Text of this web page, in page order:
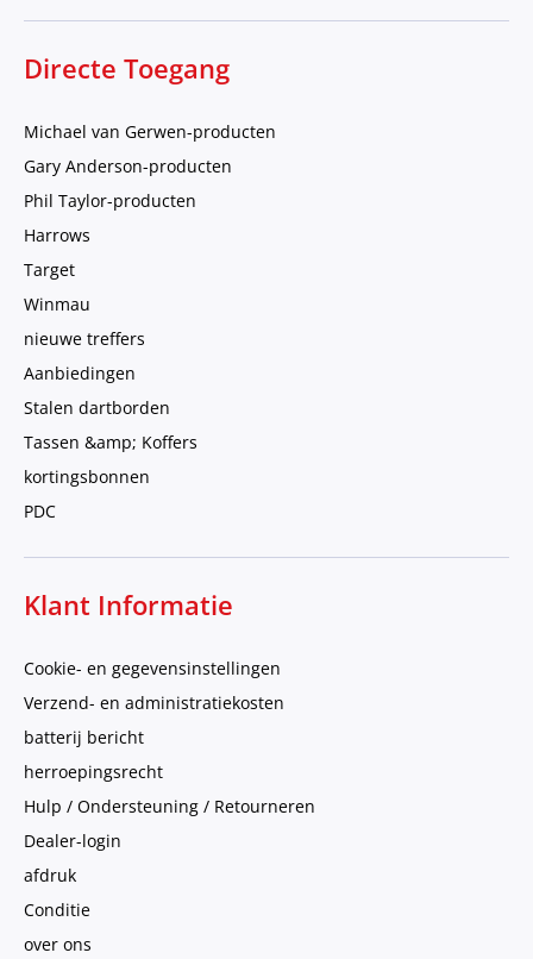
Directe Toegang
Michael van Gerwen-producten
Gary Anderson-producten
Phil Taylor-producten
Harrows
Target
Winmau
nieuwe treffers
Aanbiedingen
Stalen dartborden
Tassen &amp; Koffers
kortingsbonnen
PDC
Klant Informatie
Cookie- en gegevensinstellingen
Verzend- en administratiekosten
batterij bericht
herroepingsrecht
Hulp / Ondersteuning / Retourneren
Dealer-login
afdruk
Conditie
over ons